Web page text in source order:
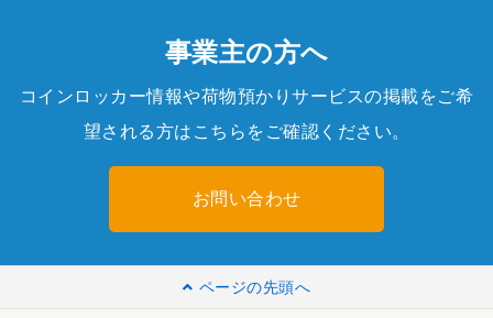
事業主の方へ
コインロッカー情報や荷物預かりサービスの掲載をご希
望される方はこちらをご確認ください。
お問い合わせ
ページの先頭へ